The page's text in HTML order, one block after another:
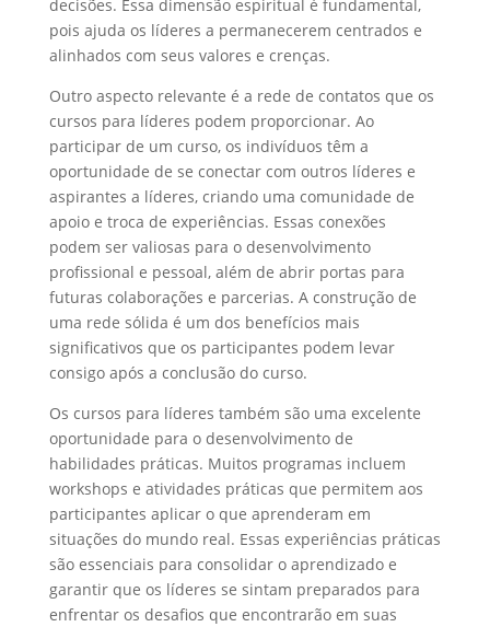
decisões. Essa dimensão espiritual é fundamental,
pois ajuda os líderes a permanecerem centrados e
alinhados com seus valores e crenças.
Outro aspecto relevante é a rede de contatos que os
cursos para líderes podem proporcionar. Ao
participar de um curso, os indivíduos têm a
oportunidade de se conectar com outros líderes e
aspirantes a líderes, criando uma comunidade de
apoio e troca de experiências. Essas conexões
podem ser valiosas para o desenvolvimento
profissional e pessoal, além de abrir portas para
futuras colaborações e parcerias. A construção de
uma rede sólida é um dos benefícios mais
significativos que os participantes podem levar
consigo após a conclusão do curso.
Os cursos para líderes também são uma excelente
oportunidade para o desenvolvimento de
habilidades práticas. Muitos programas incluem
workshops e atividades práticas que permitem aos
participantes aplicar o que aprenderam em
situações do mundo real. Essas experiências práticas
são essenciais para consolidar o aprendizado e
garantir que os líderes se sintam preparados para
enfrentar os desafios que encontrarão em suas